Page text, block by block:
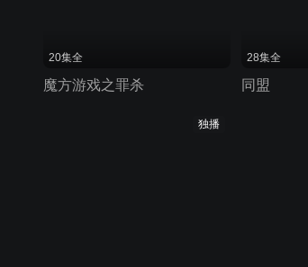
20集全
魔方游戏之罪杀
28集全
同盟
独播